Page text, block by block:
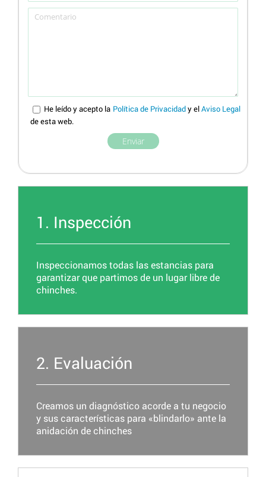
He leído y acepto la Política de Privacidady elAviso Legal
de esta web.
1. Inspección
Inspeccionamos todas las estancias para
garantizar que partimos de un lugar libre de
chinches.
2. Evaluación
Creamos un diagnóstico acorde a tu negocio
y sus características para «blindarlo» ante la
anidación de chinches